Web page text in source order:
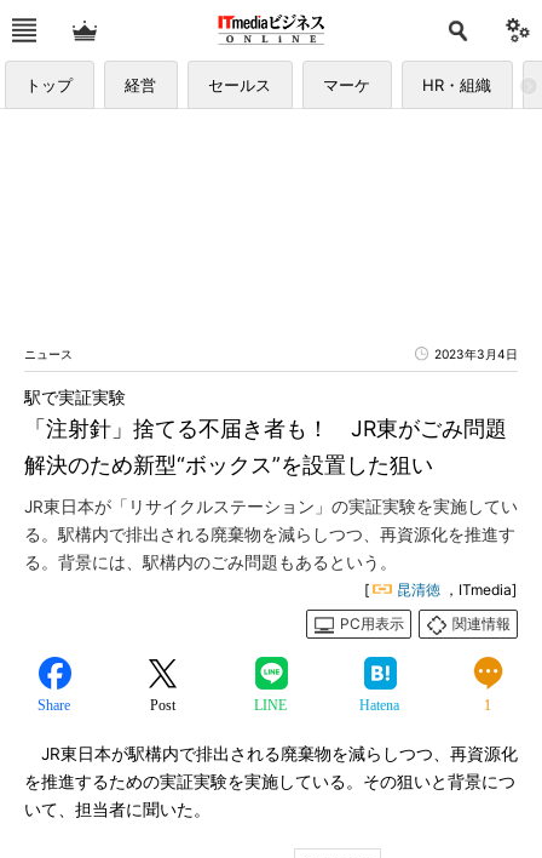
トップ 経営 セールス マーケ HR・組織
ニュース 2023年3月4日
「注射針」捨てる不届き者も！ JR東がごみ問題
解決のため新型“ボックス”を設置した狙い
駅で実証実験
JR東日本が「リサイクルステーション」の実証実験を実施してい
る。駅構内で排出される廃棄物を減らしつつ、再資源化を推進す
る。背景には、駅構内のごみ問題もあるという。
[ 昆清徳 ，ITmedia]
PC用表示
関連情報
Share Post LINE Hatena 1
JR東日本が駅構内で排出される廃棄物を減らしつつ、再資源化
を推進するための実証実験を実施している。その狙いと背景につ
いて、担当者に聞いた。